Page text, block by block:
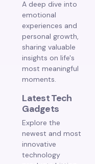
A deep dive into
emotional
experiences and
personal growth,
sharing valuable
insights on life's
most meaningful
moments.
Latest Tech
Gadgets
Explore the
newest and most
innovative
technology